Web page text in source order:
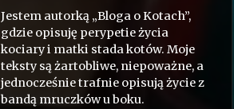
Jestem autorką „Bloga o Kotach”,
gdzie opisuję perypetie życia
kociary i matki stada kotów. Moje
teksty są żartobliwe, niepoważne, a
jednocześnie trafnie opisują życie z
bandą mruczków u boku.